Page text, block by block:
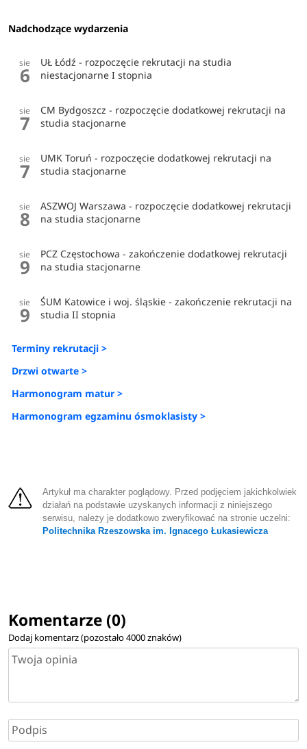
Nadchodzące wydarzenia
sie
6
UŁ Łódź - rozpoczęcie rekrutacji na studia
niestacjonarne I stopnia
sie
7
CM Bydgoszcz - rozpoczęcie dodatkowej rekrutacji na
studia stacjonarne
sie
7
UMK Toruń - rozpoczęcie dodatkowej rekrutacji na
studia stacjonarne
sie
8
ASZWOJ Warszawa - rozpoczęcie dodatkowej rekrutacji
na studia stacjonarne
sie
9
PCZ Częstochowa - zakończenie dodatkowej rekrutacji
na studia stacjonarne
sie
9
ŚUM Katowice i woj. śląskie - zakończenie rekrutacji na
studia II stopnia
Terminy rekrutacji >
Drzwi otwarte >
Harmonogram matur >
Harmonogram egzaminu ósmoklasisty >
Artykuł ma charakter poglądowy. Przed podjęciem jakichkolwiek
działań na podstawie uzyskanych informacji z niniejszego
serwisu, należy je dodatkowo zweryfikować na stronie uczelni:
Politechnika Rzeszowska im. Ignacego Łukasiewicza
Komentarze (0)
Dodaj komentarz (pozostało4000znaków)